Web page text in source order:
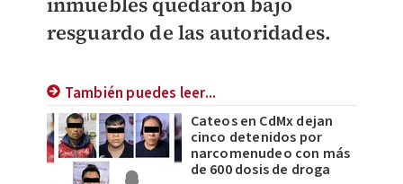
resguardo de las autoridades.
También puedes leer...
Cateos en CdMx dejan
cinco detenidos por
narcomenudeo con más
de 600 dosis de droga